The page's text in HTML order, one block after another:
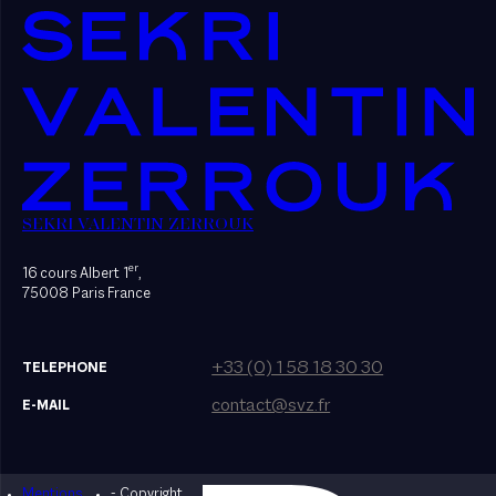
SEKRI VALENTIN ZERROUK
16 cours Albert 1er,
75008 Paris France
TELEPHONE +33 (0) 1 58 18 30 30
E-MAIL contact@svz.fr